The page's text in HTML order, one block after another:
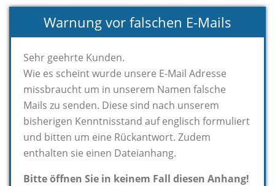
Warnung vor falschen E-Mails
Sehr geehrte Kunden.
Wie es scheint wurde unsere E-Mail Adresse
missbraucht um in unserem Namen falsche
Mails zu senden. Diese sind nach unserem
bisherigen Kenntnisstand auf englisch formuliert
und bitten um eine Rückantwort. Zudem
enthalten sie einen Dateianhang.
Bitte öffnen Sie in keinem Fall diesen Anhang!